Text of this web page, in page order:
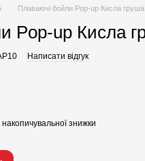
Плаваючі бойли Pop-up Кисла
Pop-up Кисла
Написати відгук
знижки